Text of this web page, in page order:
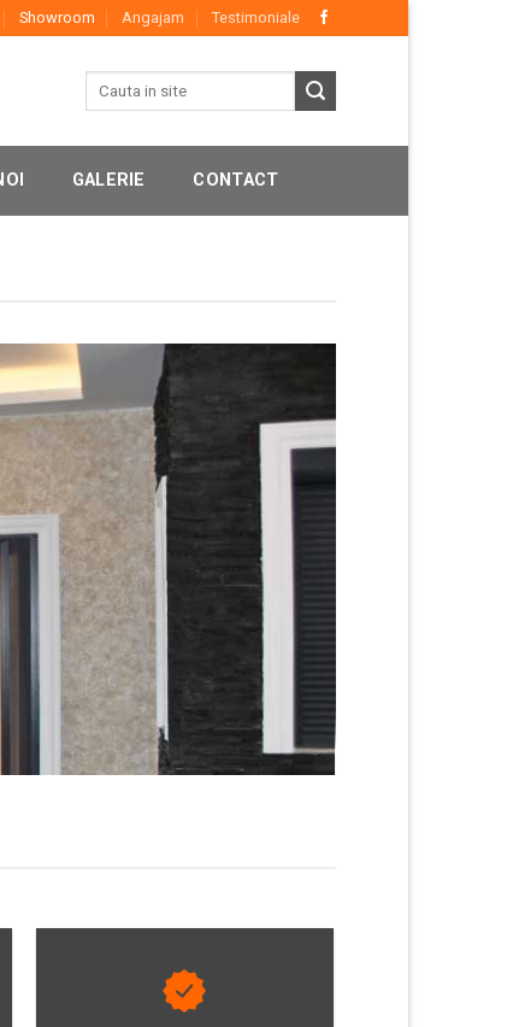
Showroom Angajam Testimoniale
GALERIE CONTACT